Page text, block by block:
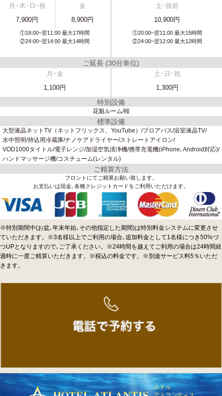
月~木･日･祝
7,900円
金
8,900円
①18:00~翌11:00 最大17時間
②24:00~翌14:00 最大14時間
土･祝前
10,900円
①20:00~翌11:00 最大15時間
②24:00~翌12:00 最大12時間
ご延長 (30分単位)
月~金
1,100円
土･日･祝
1,300円
特別設備
花魁ルーム 桜
標準設備
大型液晶ネットTV（ネットフリックス、YouTube） ブロアバス 浴室液晶TV
水中照明 持込用冷蔵庫 ナノケアドライヤー ストレートアイロン
VOD1000タイトル 電子レンジ 加湿空気清浄機 携帯充電機(iPhone､Android対応)
ハンドマッサージ機 コスチューム(レンタル)
ご精算方法
フロントにてご精算お願い致します。
お支払いは現金､各種クレジットカードをご利用いただけます。
※特別期間中(お盆､年末年始､その他指定した期間)は特別料金システムに変更させ
ていただきます。※3名様以上でご利用の場合､追加料金として1名様につき50%づ
つUPとなりますので､ご了承ください。※24時間を越えてご利用の場合は24時間経
過時に一度ご精算いただきます。※税込の料金です。※別途サービス料5％いただ
きます。
ホテル